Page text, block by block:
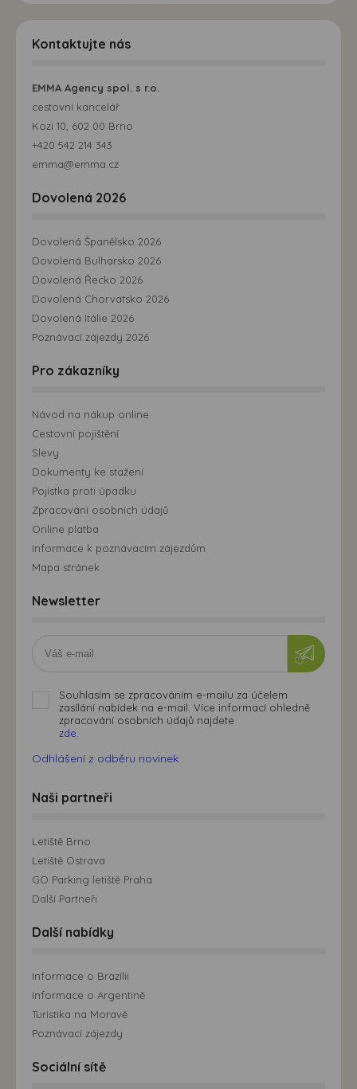
Kontaktujte nás
EMMA Agency spol. s r.o.
cestovní kancelář
Kozí 10, 602 00 Brno
+420 542 214 343
emma@emma.cz
Dovolená 2026
Dovolená Španělsko 2026
Dovolená Bulharsko 2026
Dovolená Řecko 2026
Dovolená Chorvatsko 2026
Dovolená Itálie 2026
Poznávací zájezdy 2026
Pro zákazníky
Návod na nákup online
Cestovní pojištění
Slevy
Dokumenty ke stažení
Pojistka proti úpadku
Zpracování osobních údajů
Online platba
Informace k poznávacím zájezdům
Mapa stránek
Newsletter
Souhlasím se zpracováním e-mailu za účelem
zasílání nabídek na e-mail. Více informací ohledně
zpracování osobních údajů najdete
zde.
Odhlášení z odběru novinek
Naši partneři
Letiště Brno
Letiště Ostrava
GO Parking letiště Praha
Další Partneři
Další nabídky
Informace o Brazílii
Informace o Argentině
Turistika na Moravě
Poznávací zájezdy
Sociální sítě